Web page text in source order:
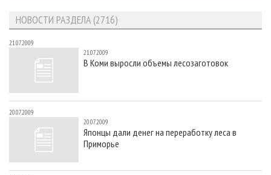
НОВОСТИ РАЗДЕЛА (2716)
21.07.2009
21.07.2009
В Коми выросли объемы лесозаготовок
20.07.2009
20.07.2009
Японцы дали денег на переработку леса в
Приморье